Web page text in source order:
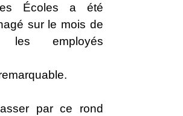
Écoles a été
sur le mois de
les employés
par ce rond